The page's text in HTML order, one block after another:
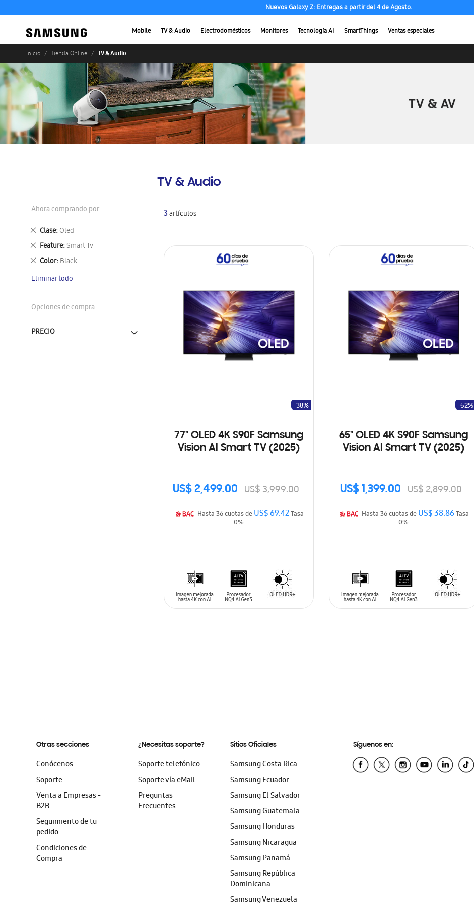
Nuevos Galaxy Z: Entregas a partir del 4 de Agosto.
Mobile TV & Audio Electrodomésticos Monitores Tecnología AI SmartThings Ventas especiales
Inicio Tienda Online TV & Audio
TV & Audio
3artículos
77" OLED 4K S90F Samsung
Vision AI Smart TV (2025)
US$ 2,499.00 US$ 3,999.00
-38%
Hasta 36 cuotas deUS$ 69.42Tasa
0%
65" OLED 4K S90F Samsung
Vision AI Smart TV (2025)
US$ 1,399.00 US$ 2,899.00
-52%
Hasta 36 cuotas deUS$ 38.86Tasa
0%
Ahora comprando por
Clase Oled
Eliminar
este
artículo
Feature Smart Tv
Eliminar
este
artículo
Color Black
Eliminar
artículo
Eliminar todo
Opciones de compra
PRECIO
Otras secciones
Conócenos
Soporte
Venta a Empresas -
B2B
Seguimiento de tu
pedido
Condiciones de
Compra
¿Necesitas soporte?
Soporte telefónico
Soporte vía eMail
Preguntas
Frecuentes
Sitios Oficiales
Samsung Costa Rica
Samsung Ecuador
Samsung El Salvador
Samsung Guatemala
Samsung Honduras
Samsung Nicaragua
Samsung Panamá
Samsung República
Dominicana
Samsung Venezuela
Síguenos en: